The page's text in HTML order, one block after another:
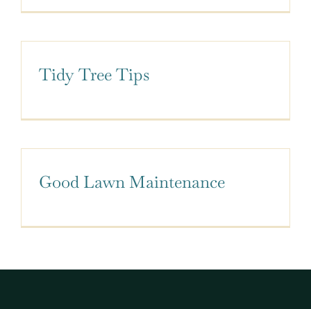
Tidy Tree Tips
Good Lawn Maintenance